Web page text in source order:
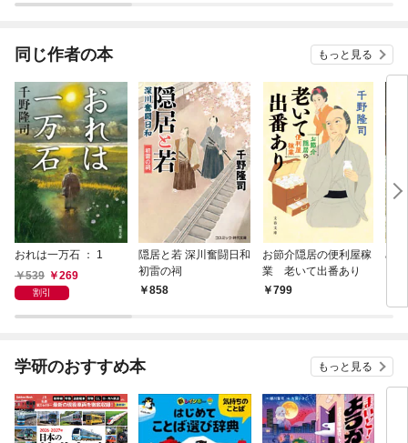
同じ作者の本 もっと見る
おれは一万石 ： 1
539
269
割引
隠居と若 深川奮闘日和
初雷の祠
858
お節介隠居の便利屋稼
業 老いて出番あり
799
め
学研のおすすめ本 もっと見る